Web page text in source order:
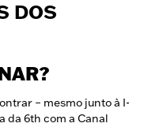
DOS
– mesmo junto à I-
da 6th com a Canal